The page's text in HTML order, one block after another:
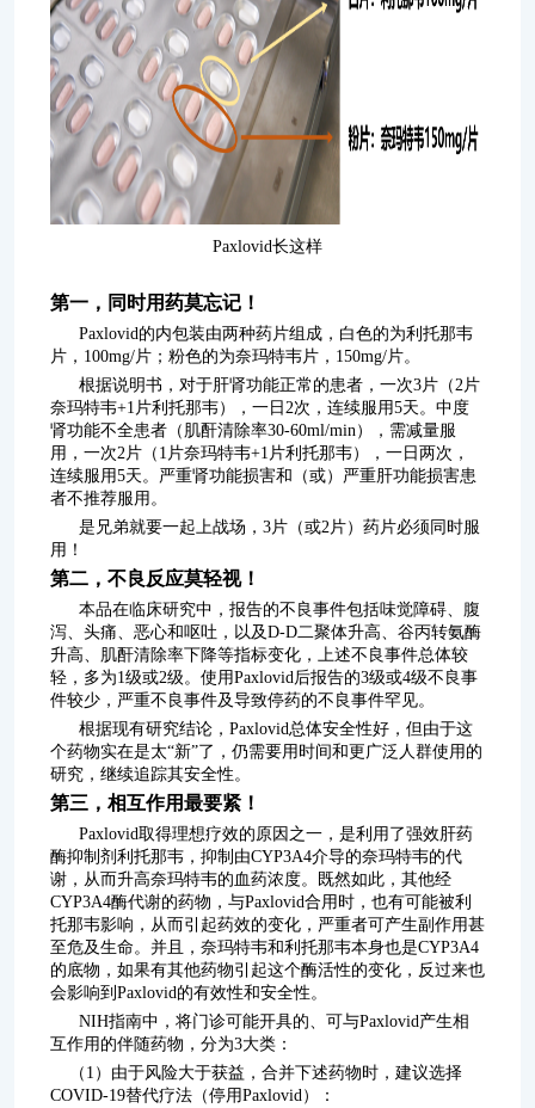
Paxlovid长这样
第一，同时用药莫忘记！
Paxlovid的内包装由两种药片组成，白色的为利托那韦
片，100mg/片；粉色的为奈玛特韦片，150mg/片。
根据说明书，对于肝肾功能正常的患者，一次3片（2片
奈玛特韦+1片利托那韦），一日2次，连续服用5天。中度
肾功能不全患者（肌酐清除率30-60ml/min），需减量服
用，一次2片（1片奈玛特韦+1片利托那韦），一日两次，
连续服用5天。严重肾功能损害和（或）严重肝功能损害患
者不推荐服用。
是兄弟就要一起上战场，3片（或2片）药片必须同时服
用！
第二，不良反应莫轻视！
本品在临床研究中，报告的不良事件包括味觉障碍、腹
泻、头痛、恶心和呕吐，以及D-D二聚体升高、谷丙转氨酶
升高、肌酐清除率下降等指标变化，上述不良事件总体较
轻，多为1级或2级。使用Paxlovid后报告的3级或4级不良事
件较少，严重不良事件及导致停药的不良事件罕见。
根据现有研究结论，Paxlovid总体安全性好，但由于这
个药物实在是太“新”了，仍需要用时间和更广泛人群使用的
研究，继续追踪其安全性。
第三，相互作用最要紧！
Paxlovid取得理想疗效的原因之一，是利用了强效肝药
酶抑制剂利托那韦，抑制由CYP3A4介导的奈玛特韦的代
谢，从而升高奈玛特韦的血药浓度。既然如此，其他经
CYP3A4酶代谢的药物，与Paxlovid合用时，也有可能被利
托那韦影响，从而引起药效的变化，严重者可产生副作用甚
至危及生命。并且，奈玛特韦和利托那韦本身也是CYP3A4
的底物，如果有其他药物引起这个酶活性的变化，反过来也
会影响到Paxlovid的有效性和安全性。
NIH指南中，将门诊可能开具的、可与Paxlovid产生相
互作用的伴随药物，分为3大类：
（1）由于风险大于获益，合并下述药物时，建议选择
COVID-19替代疗法（停用Paxlovid）：